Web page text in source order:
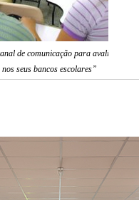
de comunicação para avaliar
seus bancos escolares”